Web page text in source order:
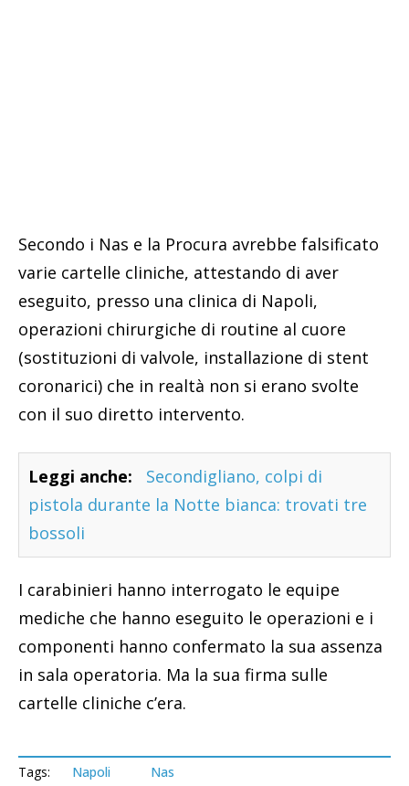
Secondo i Nas e la Procura avrebbe falsificato
varie cartelle cliniche, attestando di aver
eseguito, presso una clinica di Napoli,
operazioni chirurgiche di routine al cuore
(sostituzioni di valvole, installazione di stent
coronarici) che in realtà non si erano svolte
con il suo diretto intervento.
Leggi anche:
Secondigliano, colpi di
pistola durante la Notte bianca: trovati tre
bossoli
I carabinieri hanno interrogato le equipe
mediche che hanno eseguito le operazioni e i
componenti hanno confermato la sua assenza
in sala operatoria. Ma la sua firma sulle
cartelle cliniche c’era.
Tags: Napoli Nas